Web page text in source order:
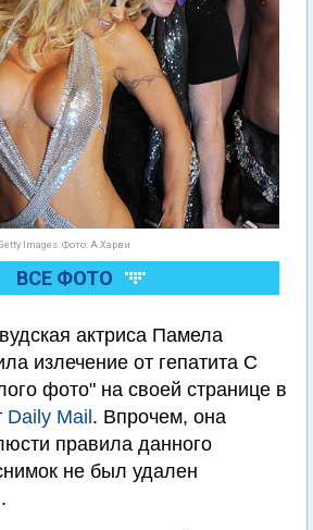
Images. Фото: А.Харви
ВСЕ ФОТО
актриса Памела
излечение от гепатита С
фото" на своей странице в
Daily Mail . Впрочем, она
правила данного
не был удален